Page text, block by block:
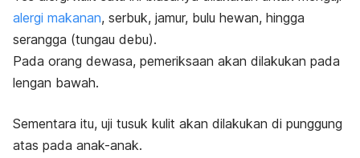
alergi makanan, serbuk, jamur, bulu hewan, hingga
serangga (tungau debu).
Pada orang dewasa, pemeriksaan akan dilakukan pada
lengan bawah.
Sementara itu, uji tusuk kulit akan dilakukan di punggung
atas pada anak-anak.